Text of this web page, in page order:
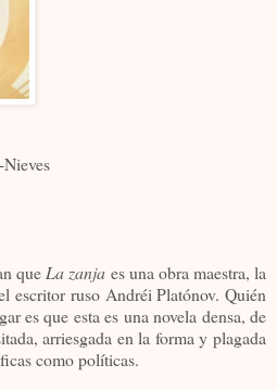
queLa zanja es una obra maestra, la
escritor ruso Andréi Platónov. Quién
es que esta es una novela densa, de
arriesgada en la forma y plagada
como políticas.